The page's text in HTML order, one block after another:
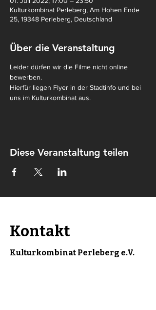
Kulturkombinat Perleberg, Am Hohen Ende
25, 19348 Perleberg, Deutschland
Über die Veranstaltung
Leider dürfen wir die Filme nicht online
bewerben.
Hierfür liegen Flyer in der Stadtinfo und bei
uns im Kulturkombinat aus.
Diese Veranstaltung teilen
Kontakt
Kulturkombinat Perleberg e.V.